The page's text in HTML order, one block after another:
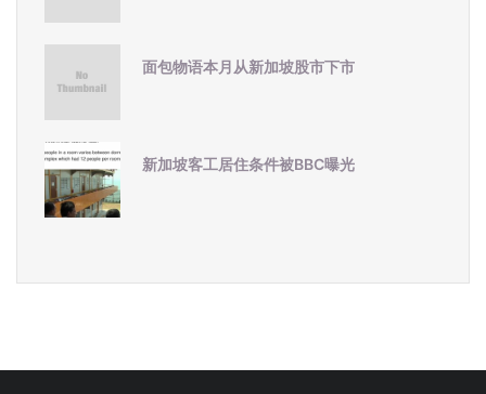
面包物语本月从新加坡股市下市
新加坡客工居住条件被BBC曝光